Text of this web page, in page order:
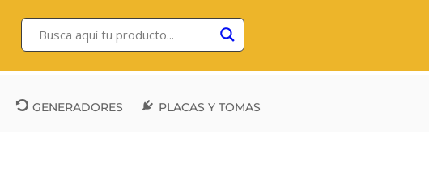
GENERADORES PLACAS Y TOMAS